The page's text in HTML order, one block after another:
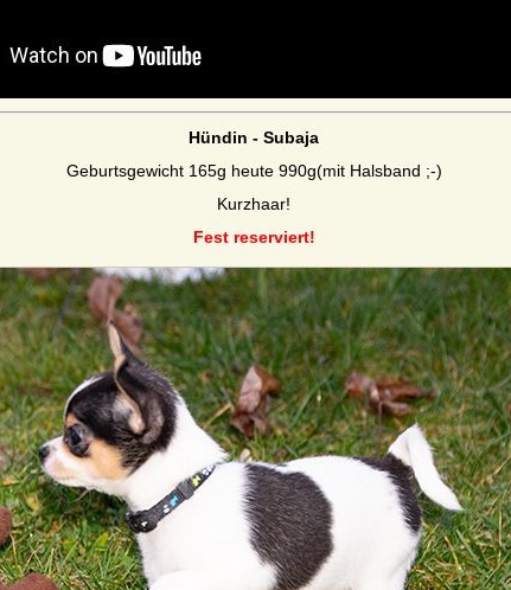
Hündin - Subaja
Geburtsgewicht 165g heute 990g(mit Halsband ;-)
Kurzhaar!
Fest reserviert!